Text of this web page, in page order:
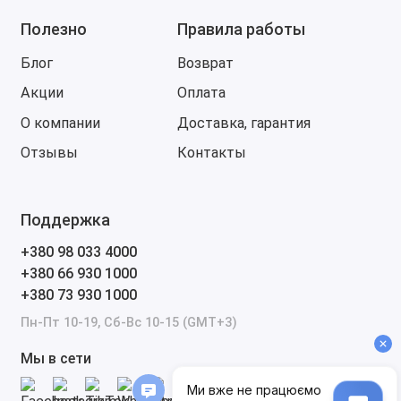
Макс. давление в камере - 10 Бар
Рабочая температура - 10~35 °С
Полезно
Блог
Акции
О компании
Отзывы
Правила работы
Возврат
Оплата
Доставка, гарантия
Контакты
Поддержка
+380 98 033 4000
+380 66 930 1000
+380 73 930 1000
Пн-Пт 10-19, Сб-Вс 10-15 (GMT+3)
Мы в сети